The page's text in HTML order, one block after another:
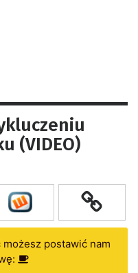
(VIDEO)
możesz postawić nam